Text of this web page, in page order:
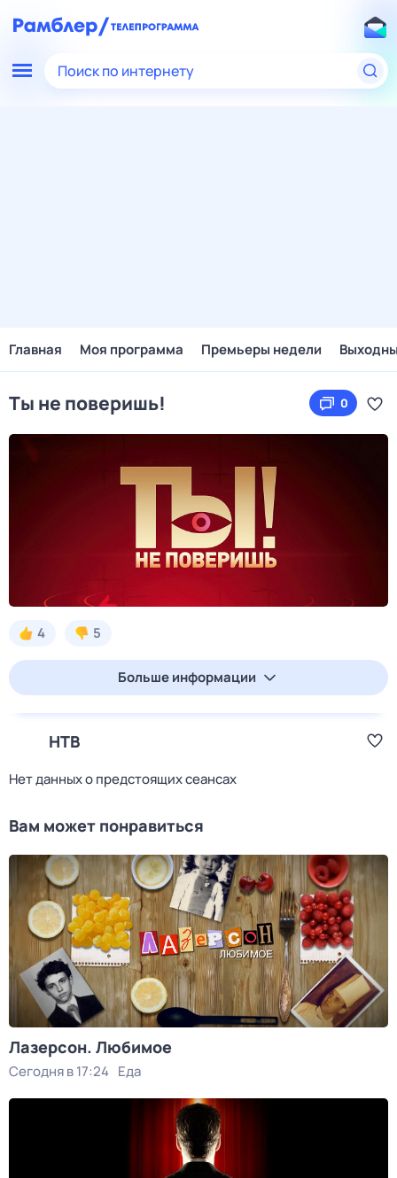
Поиск по интернету
Главная Моя программа Премьеры недели
Ты не поверишь! 0
4 5
Больше информации
НТВ
Нет данных о предстоящих сеансах
Вам может понравиться
Лазерсон. Любимое
Сегодня в 17:24 Еда